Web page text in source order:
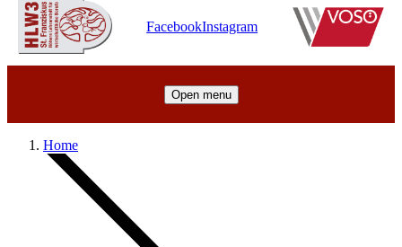
FacebookInstagram
Open menu
Home